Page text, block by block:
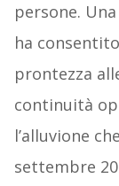
persone.
ha
prontezza
continuità
l’alluvione
settembre